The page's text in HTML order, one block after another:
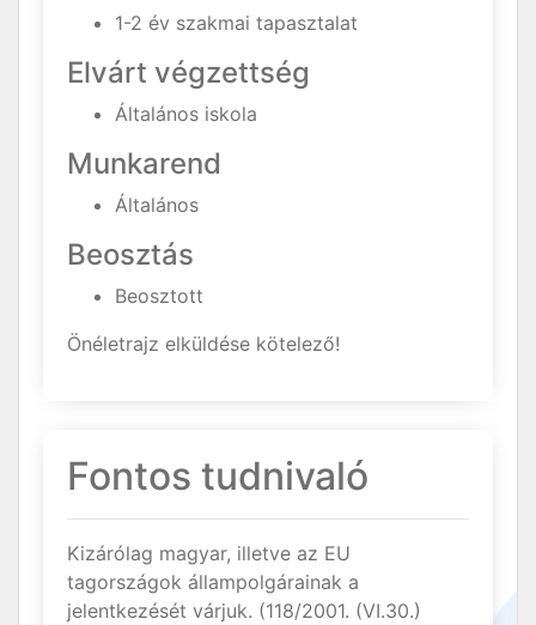
1-2 év szakmai tapasztalat
Elvárt végzettség
Általános iskola
Munkarend
Általános
Beosztás
Beosztott
Önéletrajz elküldése kötelező!
Fontos tudnivaló
Kizárólag magyar, illetve az EU
tagországok állampolgárainak a
jelentkezését várjuk. (118/2001. (VI.30.)